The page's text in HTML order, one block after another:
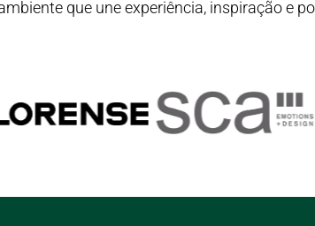
que une experiência, inspiração e